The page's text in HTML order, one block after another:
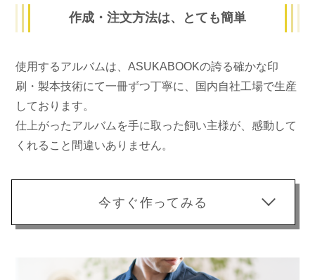
作成・注文方法は、とても簡単
使用するアルバムは、ASUKABOOKの誇る確かな印
刷・製本技術にて一冊ずつ丁寧に、国内自社工場で生産
しております。
仕上がったアルバムを手に取った飼い主様が、 感動して
くれること間違いありません。
今すぐ作ってみる